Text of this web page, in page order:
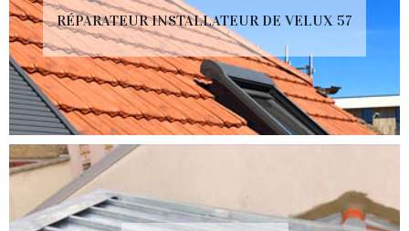
RÉPARATEUR INSTALLATEUR DE VELUX 57